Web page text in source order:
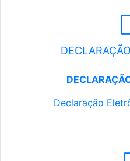
Declaração